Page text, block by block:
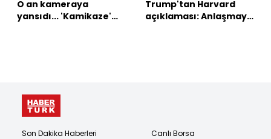
O an kameraya
yansıdı... 'Kamikaze'
Trump'tan Harvard
açıklaması: Anlaşmaya
Son Dakika Haberleri
Canlı Borsa